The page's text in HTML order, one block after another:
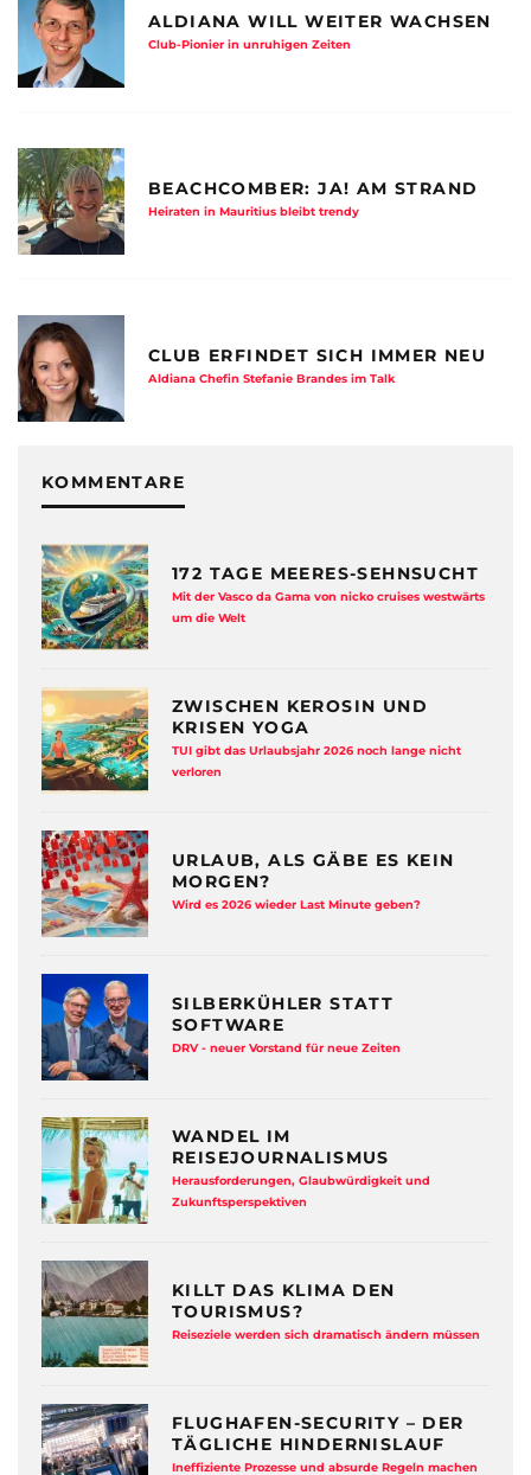
ALDIANA WILL WEITER WACHSEN
Club-Pionier in unruhigen Zeiten
BEACHCOMBER: JA! AM STRAND
Heiraten in Mauritius bleibt trendy
CLUB ERFINDET SICH IMMER NEU
Aldiana Chefin Stefanie Brandes im Talk
KOMMENTARE
172 TAGE MEERES-SEHNSUCHT
Mit der Vasco da Gama von nicko cruises westwärts
um die Welt
ZWISCHEN KEROSIN UND
KRISEN YOGA
TUI gibt das Urlaubsjahr 2026 noch lange nicht
verloren
URLAUB, ALS GÄBE ES KEIN
MORGEN?
Wird es 2026 wieder Last Minute geben?
SILBERKÜHLER STATT
SOFTWARE
DRV - neuer Vorstand für neue Zeiten
WANDEL IM
REISEJOURNALISMUS
Herausforderungen, Glaubwürdigkeit und
Zukunftsperspektiven
KILLT DAS KLIMA DEN
TOURISMUS?
Reiseziele werden sich dramatisch ändern müssen
FLUGHAFEN-SECURITY – DER
TÄGLICHE HINDERNISLAUF
Ineffiziente Prozesse und absurde Regeln machen